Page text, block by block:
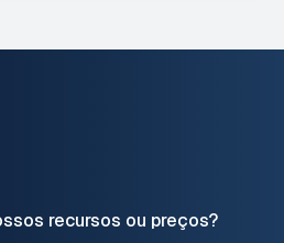
recursos ou preços?